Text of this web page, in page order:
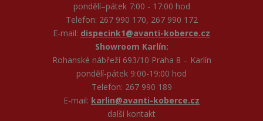
pondělí–pátek 7:00 - 17:00 hod
Telefon: 267 990 170, 267 990 172
E-mail: dispecink1@avanti-koberce.cz
Showroom Karlín:
Rohanské nábřeží 693/10 Praha 8 – Karlín
pondělí-pátek 9:00-19:00 hod
Telefon: 267 990 189
E-mail: karlin@avanti-koberce.cz
další kontakt